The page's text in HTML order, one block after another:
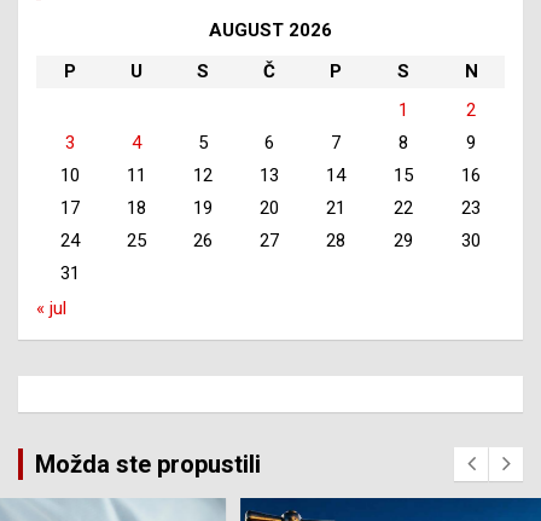
AUGUST 2026
P
U S Č P S
N
1
2
3
4 5 6 7 8
9
10
11 12 13 14 15
16
17
18 19 20 21 22
23
24
25 26 27 28 29
30
31
« jul
Možda ste propustili